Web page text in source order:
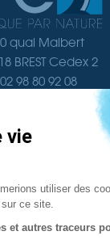
quai Malbert
BREST Cedex 2
02 98 80 92 08